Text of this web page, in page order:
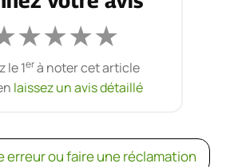
★★★★
le 1erà noter cet article
laissez un avis détaillé
erreur ou faire une réclamation